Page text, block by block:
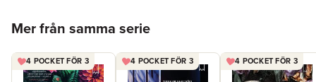
Mer från samma serie
4 POCKET FÖR 3 4 POCKET FÖR 3 4 POCKET FÖR 3